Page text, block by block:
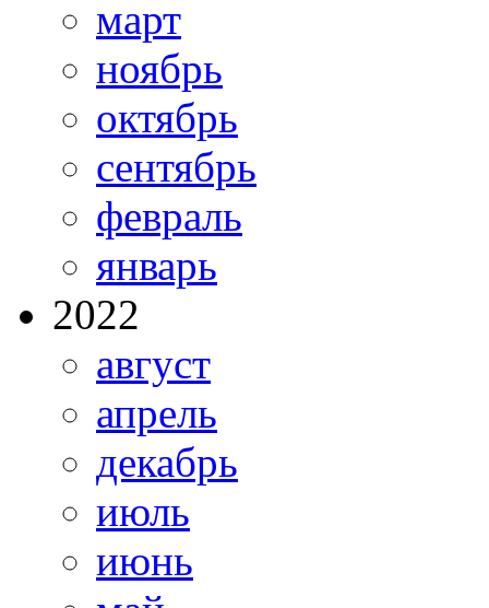
март
ноябрь
октябрь
сентябрь
февраль
январь
2022
август
апрель
декабрь
июль
июнь